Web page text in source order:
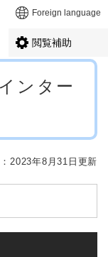
Foreign language
閲覧補助
ンター
2023年8月31日更新